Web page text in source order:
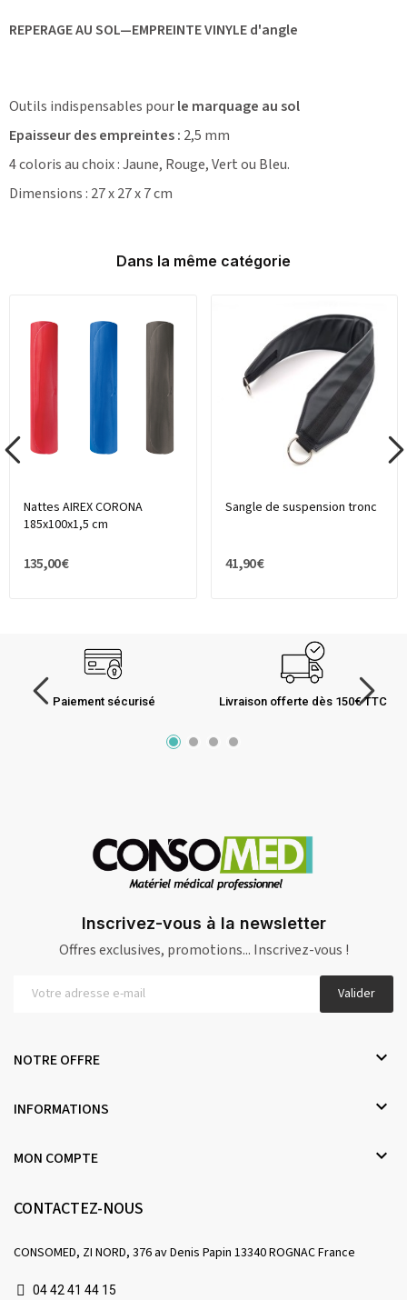
REPERAGE AU SOL—EMPREINTE VINYLE d'angle
Outils indispensables pourle marquage au sol
Epaisseur des empreintes : 2,5 mm
4 coloris au choix : Jaune, Rouge, Vert ou Bleu.
Dimensions : 27 x 27 x 7 cm
Dans la même catégorie
Nattes AIREX CORONA
185x100x1,5 cm
135,00 €
Sangle de suspension tronc
41,90 €
Paiement sécurisé Livraison offerte dès 150€ TTC
Inscrivez-vous à la newsletter
Offres exclusives, promotions... Inscrivez-vous !
Valider
NOTRE OFFRE 
INFORMATIONS 
MON COMPTE 
CONTACTEZ-NOUS
CONSOMED, ZI NORD, 376 av Denis Papin 13340 ROGNAC France
04 42 41 44 15